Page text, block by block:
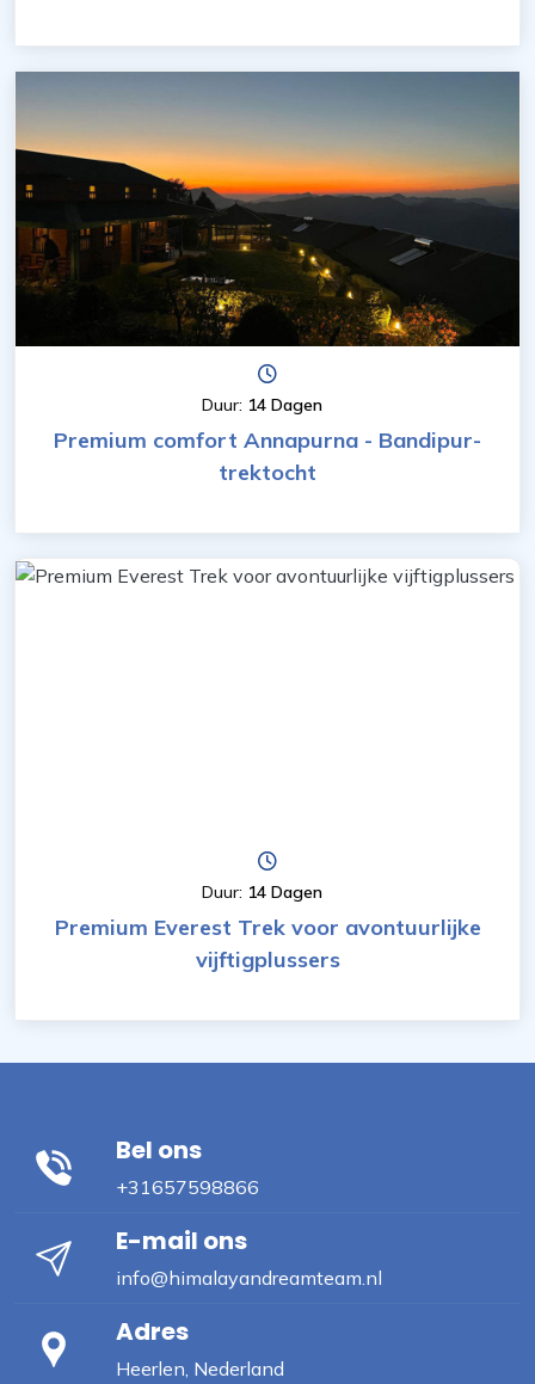
Duur: 14 Dagen
Premium comfort Annapurna - Bandipur-
trektocht
Duur: 14 Dagen
Premium Everest Trek voor avontuurlijke
vijftigplussers
Bel ons
+31657598866
E-mail ons
info@himalayandreamteam.nl
Adres
Heerlen, Nederland